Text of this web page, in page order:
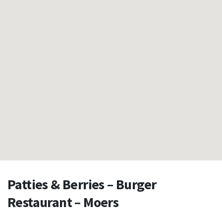
Patties & Berries – Burger
Restaurant – Moers